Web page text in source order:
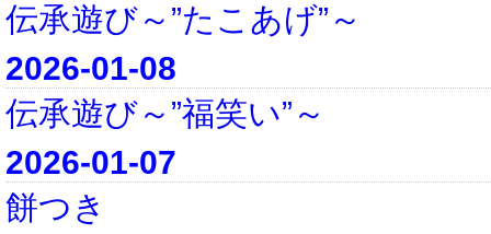
伝承遊び～”たこあげ”～
2026-01-08
伝承遊び～”福笑い”～
2026-01-07
餅つき